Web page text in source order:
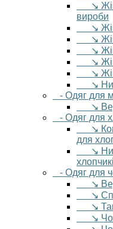
↘
вироби
↘
↘
↘
↘
↘
↘
- Одяг для
↘
- Одяг для
↘
для
↘
- Одяг для
↘
↘
↘
↘